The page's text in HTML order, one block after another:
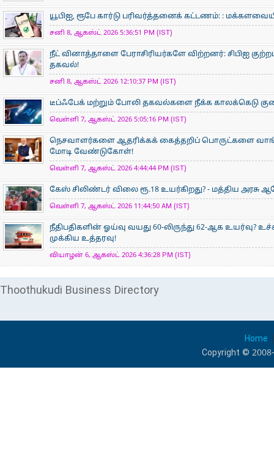
யூபிஐ, ரூபே கார்டு பரிவர்த்தனைக் கட்டணம்: :
சனி 8, ஆகஸ்ட் 2026 5:36:51 PM (IST)
நீட் வினாத்தாளை பேராசிரியர்களே விற்றனர்: சிபிஐ
தகவல்!
சனி 8, ஆகஸ்ட் 2026 12:10:37 PM (IST)
டீப்ஃபேக் மற்றும் போலி தகவல்களை நீக்க காலக்கெடு
வெள்ளி 7, ஆகஸ்ட் 2026 5:05:16 PM (IST)
நெசவாளர்களை ஆதரிக்கக் கைத்தறிப் பொருட்களை
மோடி வேண்டுகோள்!
வெள்ளி 7, ஆகஸ்ட் 2026 4:44:44 PM (IST)
கேஸ் சிலிண்டர் விலை ரூ.18 உயர்கிறது? - மத்திய அரசு
வெள்ளி 7, ஆகஸ்ட் 2026 11:44:50 AM (IST)
நீதிபதிகளின் ஓய்வு வயது 60-லிருந்து 62-ஆக உயர்வு?
முக்கிய உத்தரவு!
வியாழன் 6, ஆகஸ்ட் 2026 4:36:28 PM (IST)
Thoothukudi Business Directory
Home
Copyright ©